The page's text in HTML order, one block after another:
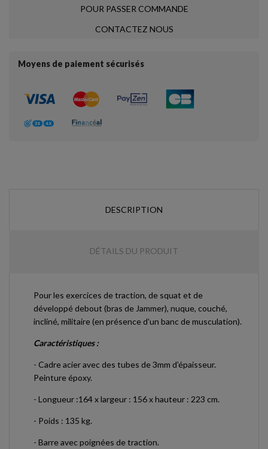
POUR PASSER COMMANDE
CONTACTEZ NOUS
Moyens de paiement sécurisés
DESCRIPTION
DÉTAILS DU PRODUIT
Pour les exercices de traction, de squat et de
développé debout (bras de Jammer), nuque, couché,
incliné, militaire (en présence d'un banc de musculation).
Caractéristiques :
- Cadre acier avec des tubes de 3mm d'épaisseur.
Peinture époxy.
- Longueur :164 x largeur : 156 x hauteur : 223 cm.
- Poids : 135 kg.
- Barre avec poignées de traction.